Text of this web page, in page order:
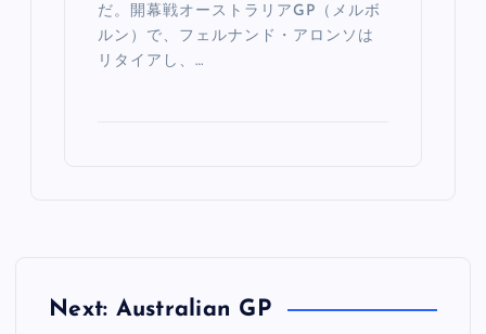
だ。開幕戦オーストラリアGP（メルボ
ルン）で、フェルナンド・アロンソは
リタイアし、…
Next: Australian GP